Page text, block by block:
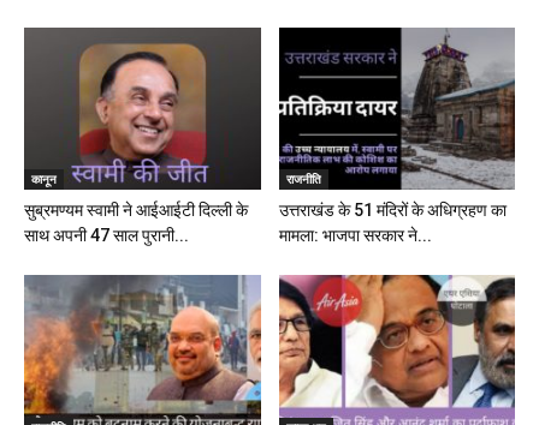
कानून
सुब्रमण्यम स्वामी ने आईआईटी दिल्ली के
साथ अपनी 47 साल पुरानी...
राजनीति
उत्तराखंड के 51 मंदिरों के अधिग्रहण का
मामला: भाजपा सरकार ने...